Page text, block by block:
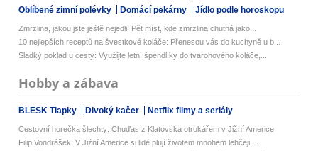
Oblíbené zimní polévky Domácí pekárny Jídlo podle horoskopu
Zmrzlina, jakou jste ještě nejedli! Pět míst, kde zmrzlina chutná jako...
10 nejlepších receptů na švestkové koláče: Přenesou vás do kuchyně u b...
Sladký poklad u cesty: Využijte letní špendlíky do tvarohového koláče,...
Hobby a zábava
BLESK Tlapky Divoký kačer Netflix filmy a seriály
Cestovní horečka šlechty: Chuďas z Klatovska otrokářem v Jižní Americe
Filip Vondrášek: V Jižní Americe si lidé plují životem mnohem lehčeji,...